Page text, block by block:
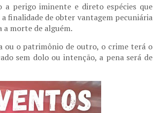
perigo iminente e direto espécies que
finalidade de obter vantagem pecuniária
a morte de alguém.
ou o patrimônio de outro, o crime terá o
sem dolo ou intenção, a pena será de